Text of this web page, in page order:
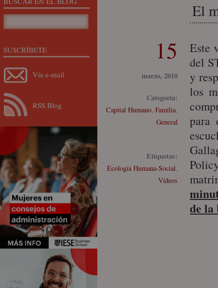
El
15
marzo, 2010
Categoría:
Capital Humano, Familia,
General
Etiquetas:
Ecología Humana-Social,
Vídeos
Este
del
y
los
para
de la
SUSCRÍBETE
Vía e-mail
RSS Blog